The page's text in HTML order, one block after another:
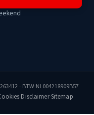
· BTW NL004218909B57
·Disclaimer·Sitemap